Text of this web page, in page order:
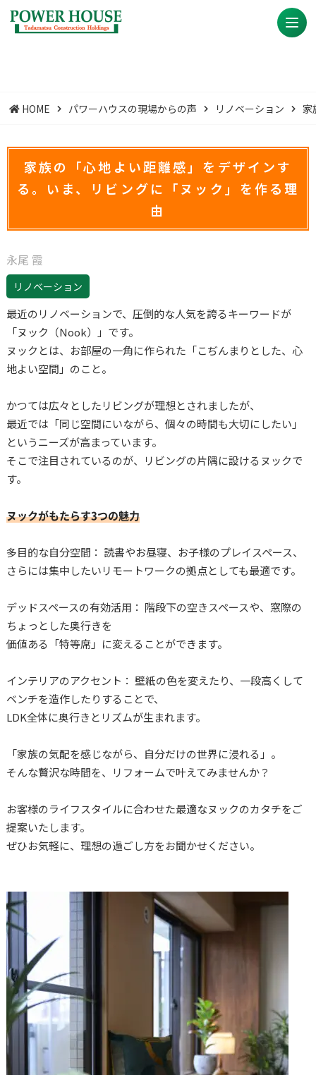
HOME パワーハウスの現場からの声 リノベーション 家
家族の「心地よい距離感」をデザインす
る。いま、リビングに「ヌック」を作る理
由
永尾 霞
リノベーション
最近のリノベーションで、圧倒的な人気を誇るキーワードが
「ヌック（Nook）」です。
ヌックとは、お部屋の一角に作られた「こぢんまりとした、心
地よい空間」のこと。
かつては広々としたリビングが理想とされましたが、
最近では「同じ空間にいながら、個々の時間も大切にしたい」
というニーズが高まっています。
そこで注目されているのが、リビングの片隅に設けるヌックで
す。
ヌックがもたらす3つの魅力
多目的な自分空間： 読書やお昼寝、お子様のプレイスペース、
さらには集中したいリモートワークの拠点としても最適です。
デッドスペースの有効活用： 階段下の空きスペースや、窓際の
ちょっとした奥行きを
価値ある「特等席」に変えることができます。
インテリアのアクセント： 壁紙の色を変えたり、一段高くして
ベンチを造作したりすることで、
LDK全体に奥行きとリズムが生まれます。
「家族の気配を感じながら、自分だけの世界に浸れる」。
そんな贅沢な時間を、リフォームで叶えてみませんか？
お客様のライフスタイルに合わせた最適なヌックのカタチをご
提案いたします。
ぜひお気軽に、理想の過ごし方をお聞かせください。